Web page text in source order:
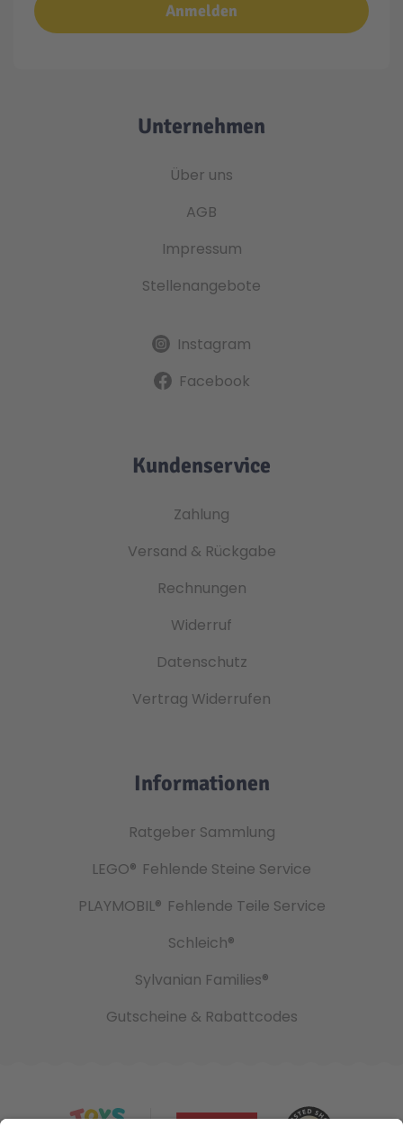
Anmelden
Unternehmen
Über uns
AGB
Impressum
Stellenangebote
Instagram
Facebook
Kundenservice
Zahlung
Versand & Rückgabe
Rechnungen
Widerruf
Datenschutz
Vertrag Widerrufen
Informationen
Ratgeber Sammlung
LEGO® Fehlende Steine Service
PLAYMOBIL® Fehlende Teile Service
Schleich®
Sylvanian Families®
Gutscheine & Rabattcodes